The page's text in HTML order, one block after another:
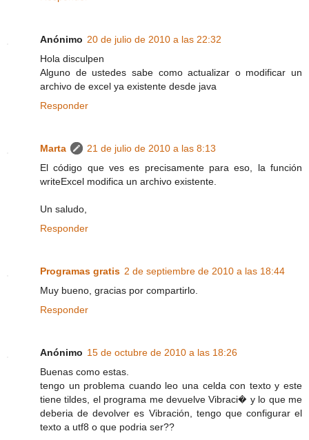
Anónimo 20 de julio de 2010 a las 22:32
Hola disculpen
Alguno de ustedes sabe como actualizar o modificar un
archivo de excel ya existente desde java
Responder
Marta
21 de julio de 2010 a las 8:13
El código que ves es precisamente para eso, la función
writeExcel modifica un archivo existente.
Un saludo,
Responder
Programas gratis 2 de septiembre de 2010 a las 18:44
Muy bueno, gracias por compartirlo.
Responder
Anónimo 15 de octubre de 2010 a las 18:26
Buenas como estas.
tengo un problema cuando leo una celda con texto y este
tiene tildes, el programa me devuelve Vibraci� y lo que me
deberia de devolver es Vibración, tengo que configurar el
texto a utf8 o que podria ser??